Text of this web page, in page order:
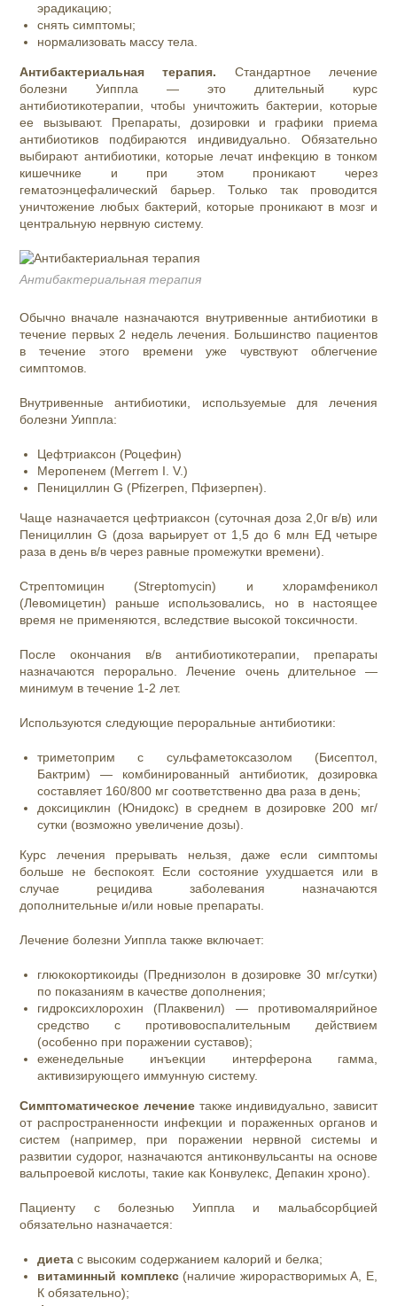
эрадикацию;
снять симптомы;
нормализовать массу тела.
Антибактериальная терапия. Стандартное лечение
болезни Уиппла — это длительный курс
антибиотикотерапии, чтобы уничтожить бактерии, которые
ее вызывают. Препараты, дозировки и графики приема
антибиотиков подбираются индивидуально. Обязательно
выбирают антибиотики, которые лечат инфекцию в тонком
кишечнике и при этом проникают через
гематоэнцефалическийбарьер. Только так проводится
уничтожение любых бактерий, которые проникают в мозг и
центральную нервную систему.
Антибактериальная терапия
Обычно вначале назначаются внутривенные антибиотики в
течение первых 2 недель лечения. Большинство пациентов
в течение этого времени уже чувствуют облегчение
симптомов.
Внутривенные антибиотики, используемые для лечения
болезни Уиппла:
Цефтриаксон (Роцефин)
Меропенем (Merrem I. V.)
Пенициллин G (Pfizerpen, Пфизерпен).
Чаще назначается цефтриаксон (суточная доза 2,0г в/в) или
Пенициллин G (доза варьирует от 1,5 до 6 млн ЕД четыре
раза в день в/в через равные промежутки времени).
Стрептомицин (Streptomycin) и хлорамфеникол
(Левомицетин) раньше использовались, но в настоящее
время не применяются, вследствие высокой токсичности.
После окончания в/в антибиотикотерапии, препараты
назначаются перорально. Лечение очень длительное —
минимум в течение 1-2 лет.
Используются следующие пероральные антибиотики:
триметоприм с сульфаметоксазолом (Бисептол,
Бактрим) — комбинированный антибиотик, дозировка
составляет 160/800 мг соответственно два раза в день;
доксициклин (Юнидокс) в среднем в дозировке 200 мг/
сутки (возможно увеличение дозы).
Курс лечения прерывать нельзя, даже если симптомы
больше не беспокоят. Если состояние ухудшается или в
случае рецидива заболевания назначаются
дополнительные и/или новые препараты.
Лечение болезни Уиппла также включает:
глюкокортикоиды (Преднизолон в дозировке 30 мг/сутки)
по показаниям в качестве дополнения;
гидроксихлорохин (Плаквенил) — противомалярийное
средство с противовоспалительным действием
(особенно при поражении суставов);
еженедельные инъекции интерферона гамма,
активизирующего иммунную систему.
Симптоматическое лечениетакже индивидуально, зависит
от распространенности инфекции и пораженных органов и
систем (например, при поражении нервной системы и
развитии судорог, назначаются антиконвульсанты на основе
вальпроевой кислоты, такие как Конвулекс, Депакин хроно).
Пациенту с болезнью Уиппла и мальабсорбцией
обязательно назначается:
диета с высоким содержанием калорий и белка;
витаминный комплекс (наличие жирорастворимых А, Е,
К обязательно);